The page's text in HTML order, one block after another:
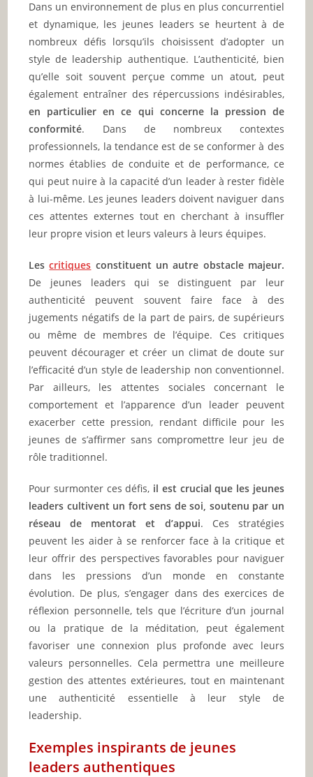
Dans un environnement de plus en plus concurrentiel
et dynamique, les jeunes leaders se heurtent à de
nombreux défis lorsqu’ils choisissent d’adopter un
style de leadership authentique. L’authenticité, bien
qu’elle soit souvent perçue comme un atout, peut
également entraîner des répercussions indésirables,
en particulier en ce qui concerne la pression de
conformité. Dans de nombreux contextes
professionnels, la tendance est de se conformer à des
normes établies de conduite et de performance, ce
qui peut nuire à la capacité d’un leader à rester fidèle
à lui-même. Les jeunes leaders doivent naviguer dans
ces attentes externes tout en cherchant à insuffler
leur propre vision et leurs valeurs à leurs équipes.
Lescritiques constituent un autre obstacle majeur.
De jeunes leaders qui se distinguent par leur
authenticité peuvent souvent faire face à des
jugements négatifs de la part de pairs, de supérieurs
ou même de membres de l’équipe. Ces critiques
peuvent décourager et créer un climat de doute sur
l’efficacité d’un style de leadership non conventionnel.
Par ailleurs, les attentes sociales concernant le
comportement et l’apparence d’un leader peuvent
exacerber cette pression, rendant difficile pour les
jeunes de s’affirmer sans compromettre leur jeu de
rôle traditionnel.
Pour surmonter ces défis, il est crucial que les jeunes
leaders cultivent un fort sens de soi, soutenu par un
réseau de mentorat et d’appui. Ces stratégies
peuvent les aider à se renforcer face à la critique et
leur offrir des perspectives favorables pour naviguer
dans les pressions d’un monde en constante
évolution. De plus, s’engager dans des exercices de
réflexion personnelle, tels que l’écriture d’un journal
ou la pratique de la méditation, peut également
favoriser une connexion plus profonde avec leurs
valeurs personnelles. Cela permettra une meilleure
gestion des attentes extérieures, tout en maintenant
une authenticité essentielle à leur style de
leadership.
Exemples inspirants de jeunes
leaders authentiques